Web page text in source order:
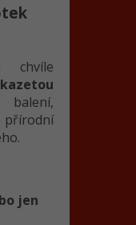
chvíle
přírodní
jen